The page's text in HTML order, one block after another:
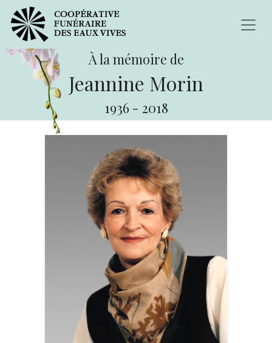
À la mémoire de
Jeannine Morin
1936 - 2018